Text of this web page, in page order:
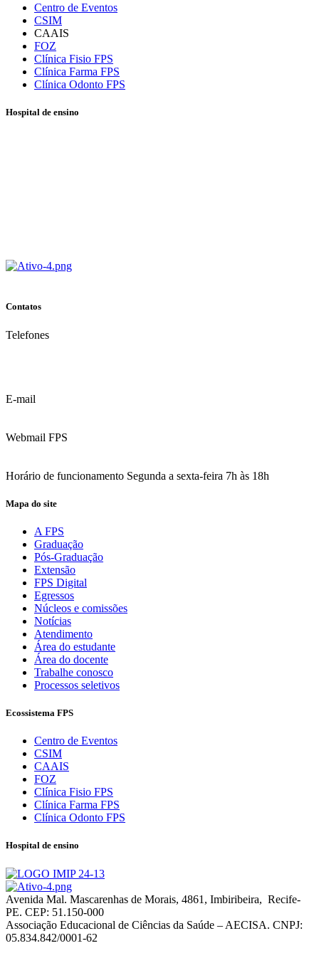
Centro de Eventos
CSIM
CAAIS
FOZ
Clínica Fisio FPS
Clínica Farma FPS
Clínica Odonto FPS
Hospital de ensino
Contatos
Telefones
E-mail
Webmail FPS
Horário de funcionamento Segunda a sexta-feira 7h às 18h
Mapa do site
A FPS
Graduação
Pós-Graduação
Extensão
FPS Digital
Egressos
Núcleos e comissões
Notícias
Atendimento
Área do estudante
Área do docente
Trabalhe conosco
Processos seletivos
Ecossistema FPS
Centro de Eventos
CSIM
CAAIS
FOZ
Clínica Fisio FPS
Clínica Farma FPS
Clínica Odonto FPS
Hospital de ensino
Avenida Mal. Mascarenhas de Morais, 4861, Imbiribeira, Recife-
PE. CEP: 51.150-000
Associação Educacional de Ciências da Saúde – AECISA. CNPJ:
05.834.842/0001-62